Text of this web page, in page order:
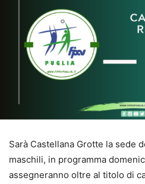
Sarà Castellana Grotte la sede
maschili, in programma
assegneranno oltre al titolo di